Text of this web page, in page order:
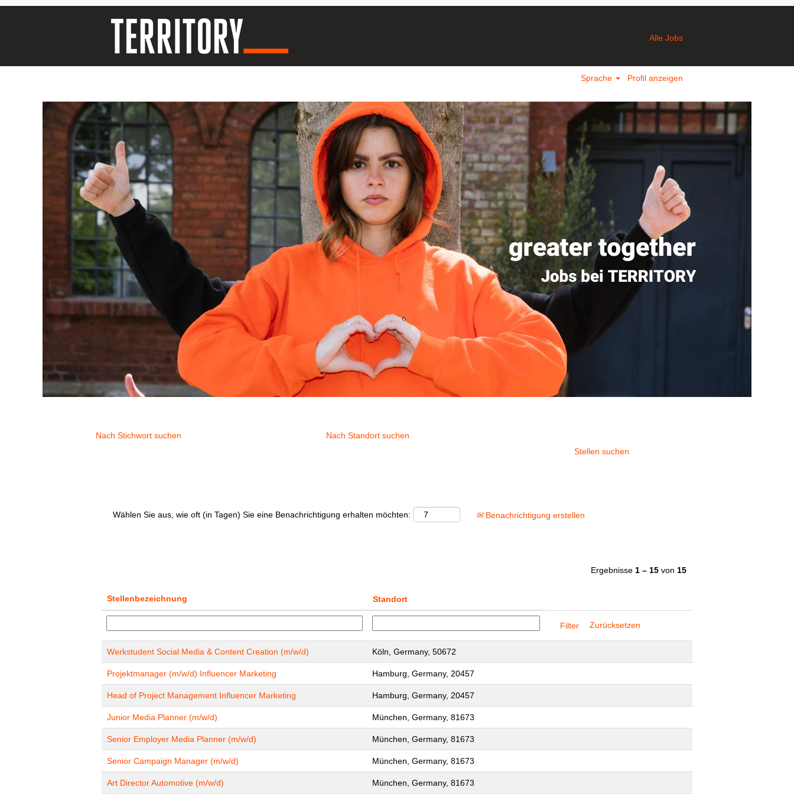
Alle Jobs
Sprache Profil anzeigen
Nach Stichwort suchen Nach Standort suchen
Wählen Sie aus, wie oft (in Tagen) Sie eine Benachrichtigung erhalten möchten: Benachrichtigung erstellen
Ergebnisse 1 – 15 von 15
Stellenbezeichnung Standort
Zurücksetzen
Werkstudent Social Media & Content Creation (m/w/d) Köln, Germany, 50672
Projektmanager (m/w/d) Influencer Marketing Hamburg, Germany, 20457
Head of Project Management Influencer Marketing Hamburg, Germany, 20457
Junior Media Planner (m/w/d) München, Germany, 81673
Senior Employer Media Planner (m/w/d) München, Germany, 81673
Senior Campaign Manager (m/w/d) München, Germany, 81673
Art Director Automotive (m/w/d) München, Germany, 81673